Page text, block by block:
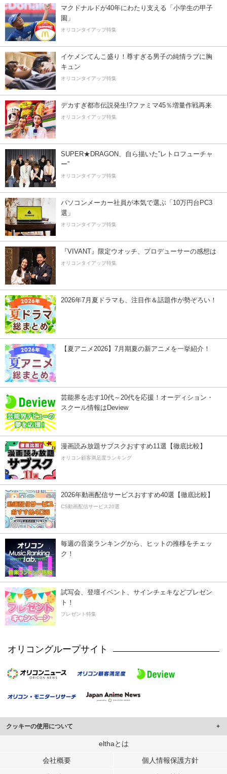
マクドナルドが40年にわたり支える「小学生の甲子
園」
オリコンタイアップ特集
イケメンてんこ盛り！尊すぎる男子の純情ラブに胸
キュン
オリコンタイアップ特集
デカすぎ都市伝説発生!?ファミマ45％増量作戦再来
オリコンタイアップ特集
SUPER★DRAGON、自ら描いた”レトロフューチャ
ー”
オリコンタイアップ特集
パソコンメーカー社員が本気で選ぶ「10万円台PC3
選」
オリコンタイアップ特集
『VIVANT』限定ウオッチ、プロデューサーの感想は
オリコンタイアップ特集
2026年7月夏ドラマも、注目作＆話題作が勢ぞろい！
【夏アニメ2026】7月期夏の新アニメを一挙紹介！
芸能界を志す10代～20代を応援！オーディション・
スクール情報はDeview
漫画読み放題サブスクおすすめ11選【徹底比較】
オリコン顧客満足度ランキング
2026年動画配信サービスおすすめ40選【徹底比較】
CS動画配信サービス20選
毎週の音楽ランキングから、ヒットの推移をチェッ
ク！
試写会、登壇イベント、サインチェキなどプレゼン
ト！
プレゼント特集
オリコングループサイト
クッキーの使用について
このサイトでは Cookie を使用して、ユーザーに合わせたコンテンツや広告の
行っています。
elthaとは
会社概要 個人情報保護方針